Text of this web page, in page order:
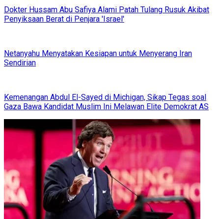
Dokter Hussam Abu Safiya Alami Patah Tulang Rusuk Akibat
Penyiksaan Berat di Penjara 'Israel'
Netanyahu Menyatakan Kesiapan untuk Menyerang Iran
Sendirian
Kemenangan Abdul El-Sayed di Michigan, Sikap Tegas soal
Gaza Bawa Kandidat Muslim Ini Melawan Elite Demokrat AS